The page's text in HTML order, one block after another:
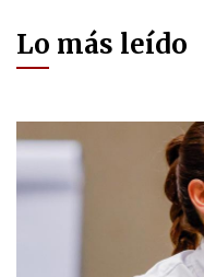
Lo más leído